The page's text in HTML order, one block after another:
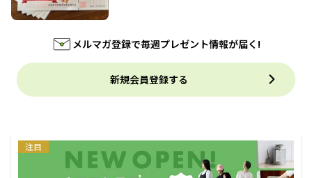
メルマガ登録で毎週プレゼント情報が届く!
新規会員登録する
注目